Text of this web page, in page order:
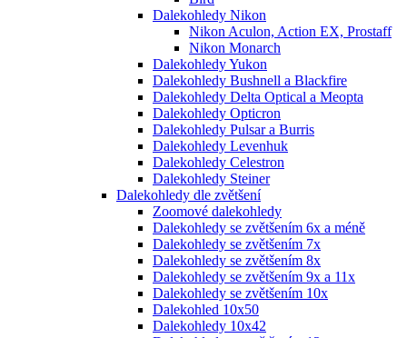
Dalekohledy Nikon
Nikon Aculon, Action EX, Prostaff
Nikon Monarch
Dalekohledy Yukon
Dalekohledy Bushnell a Blackfire
Dalekohledy Delta Optical a Meopta
Dalekohledy Opticron
Dalekohledy Pulsar a Burris
Dalekohledy Levenhuk
Dalekohledy Celestron
Dalekohledy Steiner
Dalekohledy dle zvětšení
Zoomové dalekohledy
Dalekohledy se zvětšením 6x a méně
Dalekohledy se zvětšením 7x
Dalekohledy se zvětšením 8x
Dalekohledy se zvětšením 9x a 11x
Dalekohledy se zvětšením 10x
Dalekohled 10x50
Dalekohledy 10x42